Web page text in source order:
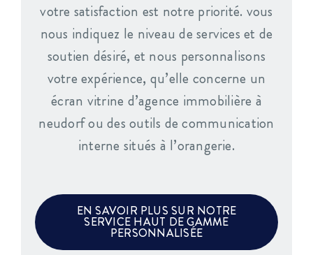
votre satisfaction est notre priorité. vous
nous indiquez le niveau de services et de
soutien désiré, et nous personnalisons
votre expérience, qu’elle concerne un
écran vitrine d’agence immobilière à
neudorf ou des outils de communication
interne situés à l’orangerie.
EN SAVOIR PLUS SUR NOTRE
SERVICE HAUT DE GAMME
PERSONNALISÉE